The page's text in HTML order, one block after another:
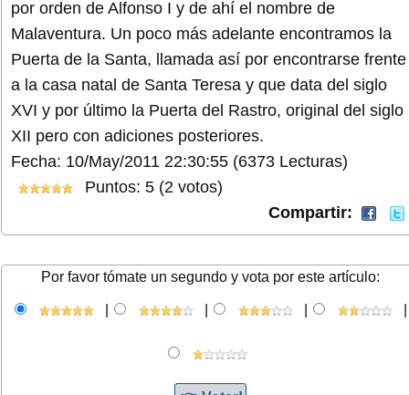
por orden de Alfonso I y de ahí el nombre de
Malaventura. Un poco más adelante encontramos la
Puerta de la Santa, llamada así por encontrarse frente
a la casa natal de Santa Teresa y que data del siglo
XVI y por último la Puerta del Rastro, original del siglo
XII pero con adiciones posteriores.
Fecha: 10/May/2011 22:30:55 (6373 Lecturas)
Puntos: 5 (2 votos)
Compartir:
Por favor tómate un segundo y vota por este artículo: